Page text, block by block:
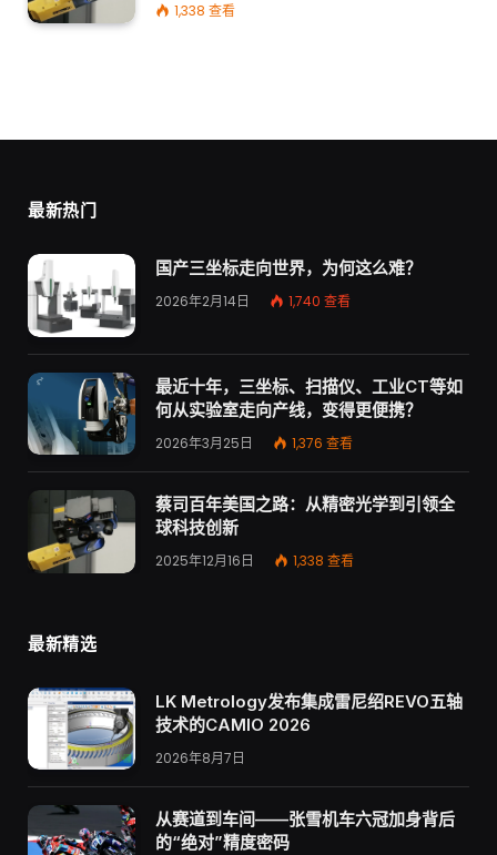
1,338 查看
最新热门
国产三坐标走向世界，为何这么难？
2026年2月14日 1,740 查看
最近十年，三坐标、扫描仪、工业CT等如
何从实验室走向产线，变得更便携？
2026年3月25日 1,376 查看
蔡司百年美国之路：从精密光学到引领全
球科技创新
2025年12月16日 1,338 查看
最新精选
LK Metrology发布集成雷尼绍REVO五轴
技术的CAMIO 2026
2026年8月7日
从赛道到车间——张雪机车六冠加身背后
的“绝对”精度密码